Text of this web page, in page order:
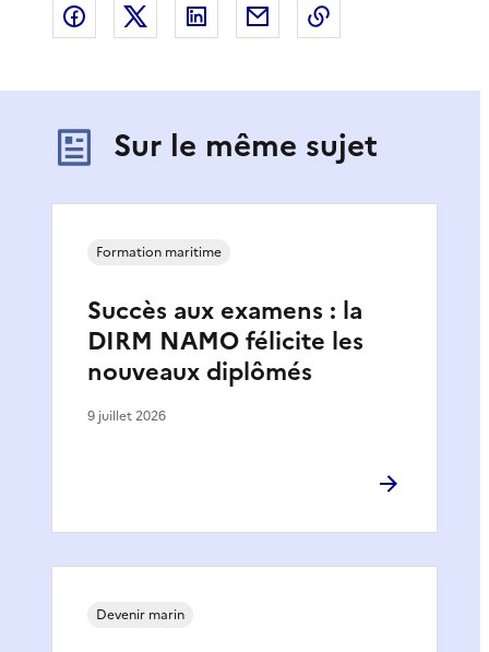
Partager sur Facebook
Partager sur XPartager sur LinkedIn
Partager par email
Sur le même sujet
Succès aux examens : la
DIRM NAMO félicite les
nouveaux diplômés
Formation maritime
9 juillet 2026
Devenir marin